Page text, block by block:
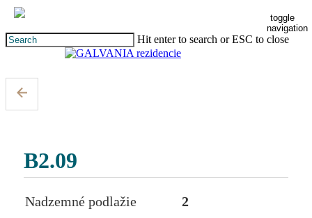
Skip
main
content
toggle
navigation
Hit enter to search or ESC to close
B2.09
Nadzemné podlažie
2